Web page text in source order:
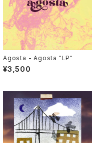
Agosta - Agosta "LP"
¥3,500